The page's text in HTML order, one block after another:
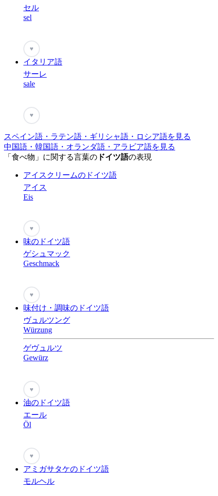
セル
sel
♥
イタリア語
サーレ
sale
♥
スペイン語・ラテン語・ギリシャ語・ロシア語を見る
中国語・韓国語・オランダ語・アラビア語を見る
「食べ物」に関する言葉の ドイツ語の表現
アイスクリームのドイツ語
アイス
Eis
♥
味のドイツ語
ゲシュマック
Geschmack
♥
味付け・調味のドイツ語
ヴュルツング
Würzung
ゲヴュルツ
Gewürz
♥
油のドイツ語
エール
Öl
♥
アミガサタケのドイツ語
モルヘル